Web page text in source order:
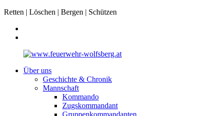
Retten | Löschen | Bergen | Schützen
Über uns
Geschichte & Chronik
Mannschaft
Kommando
Zugskommandant
Gruppenkommandanten